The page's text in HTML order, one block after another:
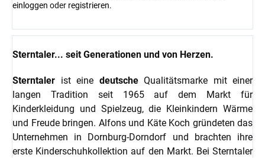
einloggen oder registrieren.
Sterntaler... seit Generationen und von Herzen.
Sterntaler ist eine deutscheQualitätsmarke mit einer
langen Tradition seit 1965 auf dem Markt für
Kinderkleidung und Spielzeug, die Kleinkindern Wärme
und Freude bringen. Alfons und Käte Koch gründeten das
Unternehmen in Dornburg-Dorndorf und brachten ihre
erste Kinderschuhkollektion auf den Markt. Bei Sterntaler